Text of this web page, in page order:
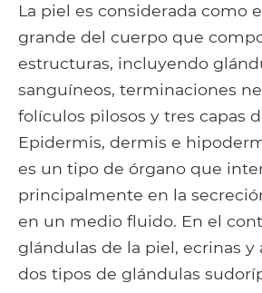
La piel es considerada como
grande del cuerpo que
estructuras, incluyendo
sanguíneos, terminaciones
folículos pilosos y tres capas
Epidermis, dermis e
es un tipo de órgano que
principalmente en la
en un medio fluido. En el
glándulas de la piel, ecrinas y
dos tipos de glándulas